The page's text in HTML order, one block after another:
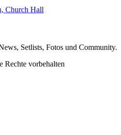
Hall
Setlists, Fotos und Community.
vorbehalten